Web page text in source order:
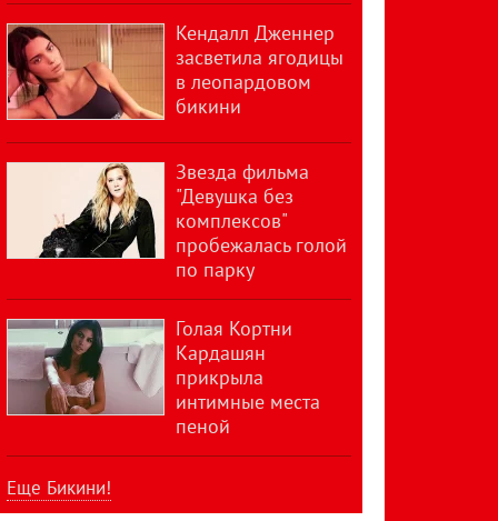
Кендалл Дженнер
засветила ягодицы
в леопардовом
бикини
Звезда фильма
"Девушка без
комплексов"
пробежалась голой
по парку
Голая Кортни
Кардашян
прикрыла
интимные места
пеной
Еще Бикини!